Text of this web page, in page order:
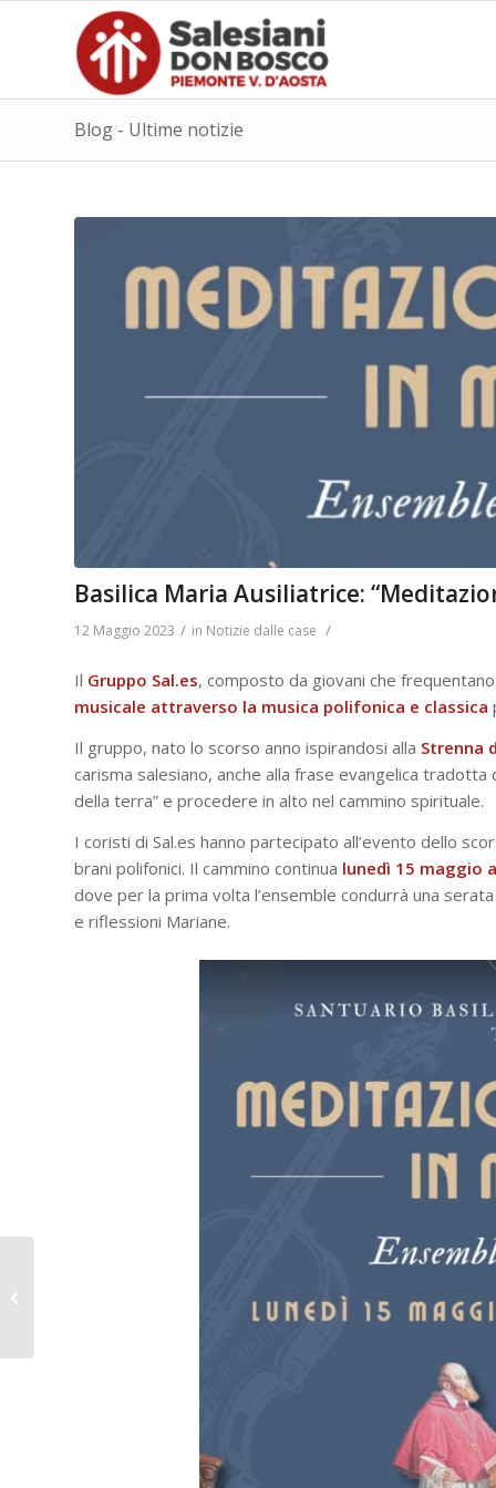
Blog - Ultime notizie
Basilica Maria Ausiliatrice:
12 Maggio 2023 / in Notizie dalle case /
Il Gruppo Sal.es, composto da giovani che
musicale attraverso la musica polifonica e classica
Il gruppo, nato lo scorso anno ispirandosi alla Strenna
carisma salesiano, anche alla frase evangelica tradotta
della terra” e procedere in alto nel cammino spirituale.
I coristi di Sal.es hanno partecipato all’evento dello
brani polifonici. Il cammino continua lunedì 15 maggio
dove per la prima volta l’ensemble condurrà una
e riflessioni Mariane.